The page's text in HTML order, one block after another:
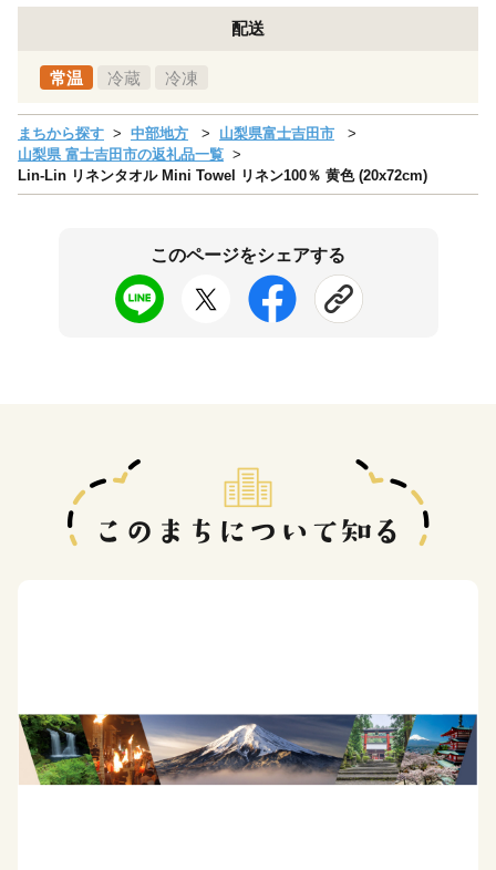
配送
常温 冷蔵 冷凍
まちから探す 中部地方
山梨県富士吉田市
山梨県 富士吉田市の返礼品一覧
Lin-Lin リネンタオル Mini Towel リネン100％ 黄色 (20x72cm)
このページをシェアする